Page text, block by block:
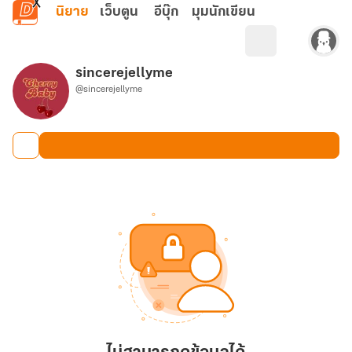
ข้ามไปยังเนื้อหาหลัก
นิยาย เว็บตูน อีบุ๊ก มุมนักเขียน
sincerejellyme
@sincerejellyme